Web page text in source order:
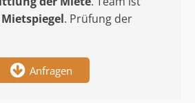
Mietspiegel. Prüfung der
Anfragen